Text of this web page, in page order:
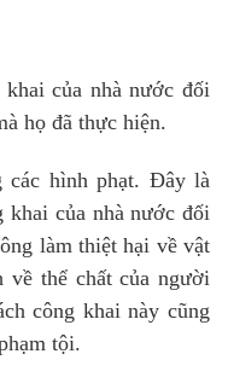
của nhà nước đối
họ đã thực hiện.
các hình phạt. Đây là
khai của nhà nước đối
làm thiệt hại về vật
về thể chất của người
công khai này cũng
tội.